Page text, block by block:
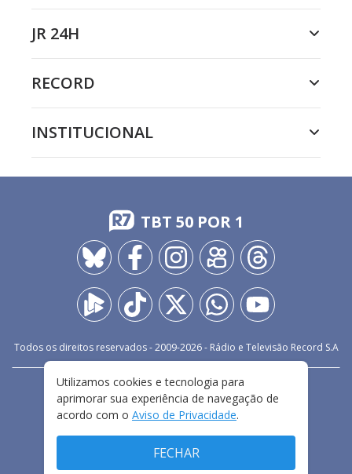
JR 24H
RECORD
INSTITUCIONAL
TBT 50 POR 1
Todos os direitos reservados - 2009-2026- Rádio e Televisão Record S.A
FALE CONOSCO
PRIVACIDADE
TERMOS E CONDIÇÕES DE USO
Utilizamos cookies e tecnologia para
aprimorar sua experiência de navegação de
acordo com o Aviso de Privacidade.
FECHAR